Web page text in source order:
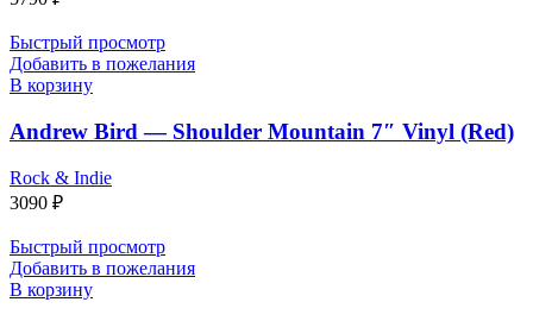
Быстрый просмотр
Добавить в пожелания
В корзину
Andrew Bird — Shoulder Mountain 7″ Vinyl (Red)
Rock & Indie
3090 ₽
Быстрый просмотр
Добавить в пожелания
В корзину